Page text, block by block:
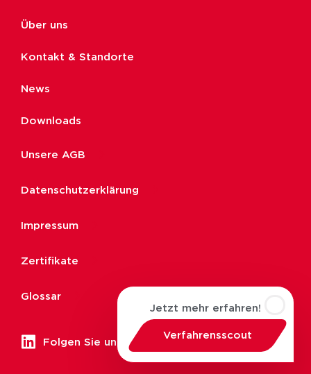
Über uns
Kontakt & Standorte
News
Downloads
Unsere AGB
Datenschutzerklärung
Impressum
Zertifikate
Glossar
Folgen Sie uns
Jetzt mehr erfahren!
Verfahrensscout